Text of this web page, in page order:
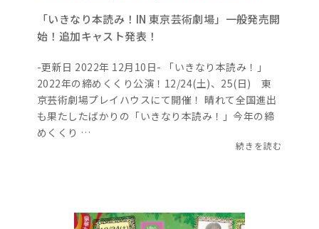
「いきなり本読み！IN 東京芸術劇場」一般発売開
始！追加キャスト発表！
-更新日 2022年 12月10日- 「いきなり本読み！」
2022年の締めくくり公演！12/24(土)、25(日) 東
京芸術劇場プレイハウスにて開催！ 晴れて全国進出
も果たしたばかりの「いきなり本読み！」今年の締
めくくり …
続きを読む